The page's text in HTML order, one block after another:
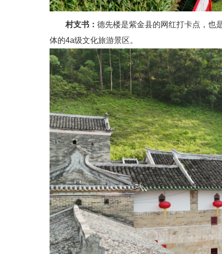
村支书： 德先楼是紫金县的网红打卡点，也
体的4a级文化旅游景区。